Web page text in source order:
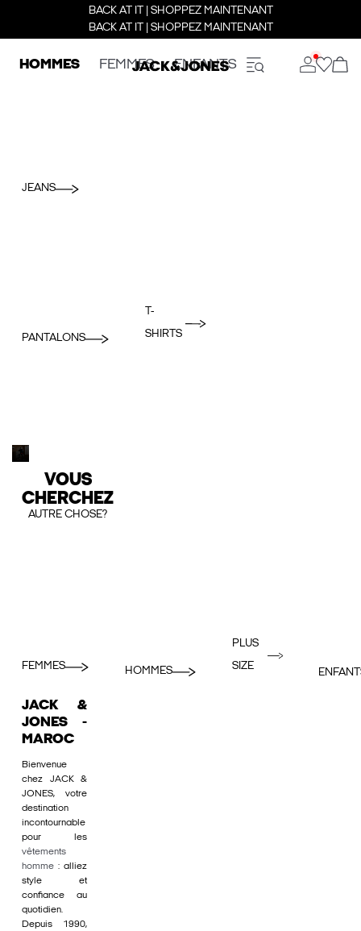
BACK AT IT | SHOPPEZ MAINTENANT
BACK AT IT | SHOPPEZ MAINTENANT
HOMMES FEMMES ENFANTS
JEANS
PANTALONS
T-
SHIRTS
VOUS
CHERCHEZ
AUTRE CHOSE?
FEMMES HOMMES
PLUS
SIZE
JACK &
JONES -
MAROC
Bienvenue
chez JACK &
JONES, votre
destination
incontournable
pour les
vêtements
homme : alliez
style et
confiance au
quotidien.
Depuis 1990,